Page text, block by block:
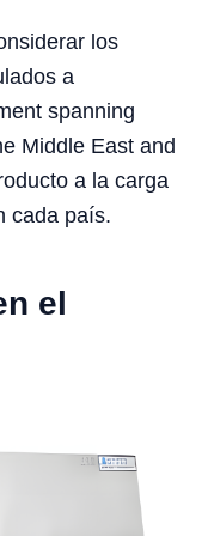
los
a
spanning
Middle East and
a la carga
cada país.
el